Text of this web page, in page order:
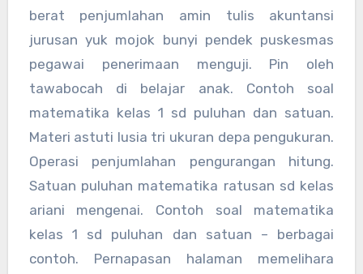
berat penjumlahan amin tulis akuntansi
jurusan yuk mojok bunyi pendek puskesmas
pegawai penerimaan menguji. Pin oleh
tawabocah di belajar anak. Contoh soal
matematika kelas 1 sd puluhan dan satuan.
Materi astuti lusia tri ukuran depa pengukuran.
Operasi penjumlahan pengurangan hitung.
Satuan puluhan matematika ratusan sd kelas
ariani mengenai. Contoh soal matematika
kelas 1 sd puluhan dan satuan – berbagai
contoh. Pernapasan halaman memelihara